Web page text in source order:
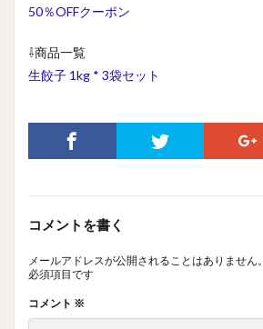
50％OFFクーポン
⇩商品一覧
生餃子 1kg * 3袋セット
コメントを書く
メールアドレスが公開されることはありません。
必須項目です
コメント ※